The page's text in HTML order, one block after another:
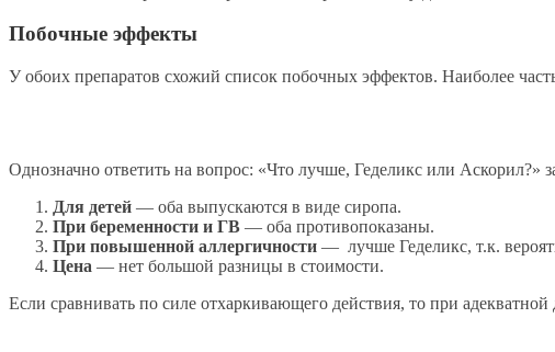
Побочные эффекты
У обоих препаратов схожий список побочных эффектов. Наиболее
Однозначно ответить на вопрос: «Что лучше, Геделикс или Аскорил?»
Для детей — оба выпускаются в виде сиропа.
При беременности и ГВ — оба противопоказаны.
При повышенной аллергичности — лучше Геделикс, т.к.
Цена — нет большой разницы в стоимости.
Если сравнивать по силе отхаркивающего действия, то при